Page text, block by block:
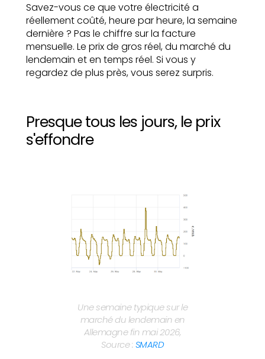
Savez-vous ce que votre électricité a
réellement coûté, heure par heure, la semaine
dernière ? Pas le chiffre sur la facture
mensuelle. Le prix de gros réel, du marché du
lendemain et en temps réel. Si vous y
regardez de plus près, vous serez surpris.
Presque tous les jours, le prix
s'effondre
Une semaine typique sur le
marché du lendemain en
Allemagne fin mai 2026,
Source : SMARD